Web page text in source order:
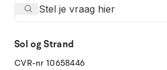
Sol og Strand
CVR-nr 10658446